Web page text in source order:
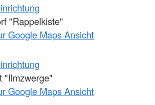
"Rappelkiste"
Google Maps Ansicht
"Ilmzwerge"
Google Maps Ansicht